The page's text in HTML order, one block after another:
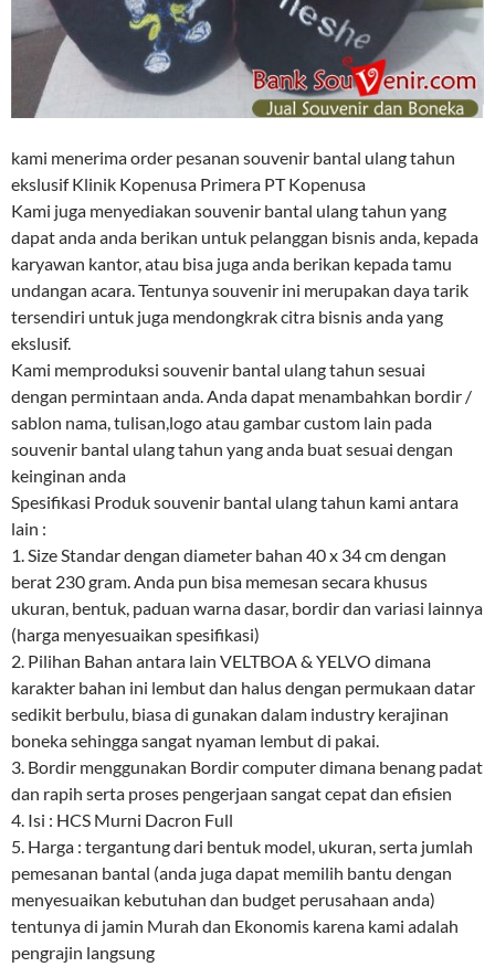
kami menerima order pesanan souvenir bantal ulang tahun
ekslusif Klinik Kopenusa Primera PT Kopenusa
Kami juga menyediakan souvenir bantal ulang tahun yang
dapat anda anda berikan untuk pelanggan bisnis anda, kepada
karyawan kantor, atau bisa juga anda berikan kepada tamu
undangan acara. Tentunya souvenir ini merupakan daya tarik
tersendiri untuk juga mendongkrak citra bisnis anda yang
ekslusif.
Kami memproduksi souvenir bantal ulang tahun sesuai
dengan permintaan anda. Anda dapat menambahkan bordir /
sablon nama, tulisan,logo atau gambar custom lain pada
souvenir bantal ulang tahun yang anda buat sesuai dengan
keinginan anda
Spesifikasi Produk souvenir bantal ulang tahun kami antara
lain :
1. Size Standar dengan diameter bahan 40 x 34 cm dengan
berat 230 gram. Anda pun bisa memesan secara khusus
ukuran, bentuk, paduan warna dasar, bordir dan variasi lainnya
(harga menyesuaikan spesifikasi)
2. Pilihan Bahan antara lain VELTBOA & YELVO dimana
karakter bahan ini lembut dan halus dengan permukaan datar
sedikit berbulu, biasa di gunakan dalam industry kerajinan
boneka sehingga sangat nyaman lembut di pakai.
3. Bordir menggunakan Bordir computer dimana benang padat
dan rapih serta proses pengerjaan sangat cepat dan efisien
4. Isi : HCS Murni Dacron Full
5. Harga : tergantung dari bentuk model, ukuran, serta jumlah
pemesanan bantal (anda juga dapat memilih bantu dengan
menyesuaikan kebutuhan dan budget perusahaan anda)
tentunya di jamin Murah dan Ekonomis karena kami adalah
pengrajin langsung